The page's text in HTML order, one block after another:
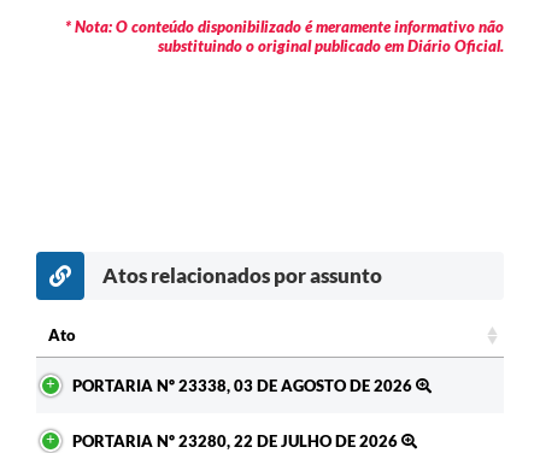
* Nota: O conteúdo disponibilizado é meramente informativo não
substituindo o original publicado em Diário Oficial.
Atos relacionados por assunto
Ato
PORTARIA Nº 23338, 03 DE AGOSTO DE 2026
PORTARIA Nº 23280, 22 DE JULHO DE 2026